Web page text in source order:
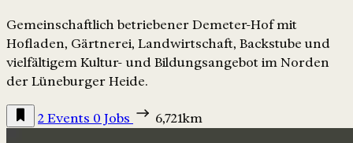
Gemeinschaftlich betriebener Demeter-Hof mit
Hofladen, Gärtnerei, Landwirtschaft, Backstube und
vielfältigem Kultur- und Bildungsangebot im Norden
der Lüneburger Heide.
2 Events 0 Jobs 6,721km